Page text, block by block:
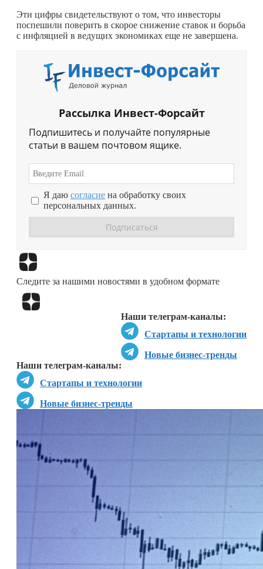
Эти цифры свидетельствуют о том, что инвесторы
поспешили поверить в скорое снижение ставок и борьба
с инфляцией в ведущих экономиках еще не завершена.
Рассылка Инвест-Форсайт
Подпишитесь и получайте популярные
статьи в вашем почтовом ящике.
Я даю согласие на обработку своих
персональных данных.
Следите за нашими новостями в удобном формате
Наши телеграм-каналы:
Стартапы и технологии
Новые бизнес-тренды
Наши телеграм-каналы:
Стартапы и технологии
Новые бизнес-тренды